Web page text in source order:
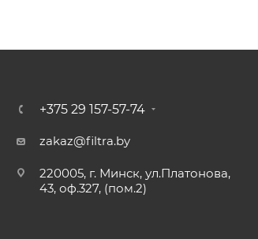
+375 29 157-57-74
zakaz@filtra.by
220005, г. Минск, ул.Платонова,
43, оф.327, (пом.2)